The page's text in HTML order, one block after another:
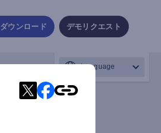
ウンロード デモリクエスト
Language